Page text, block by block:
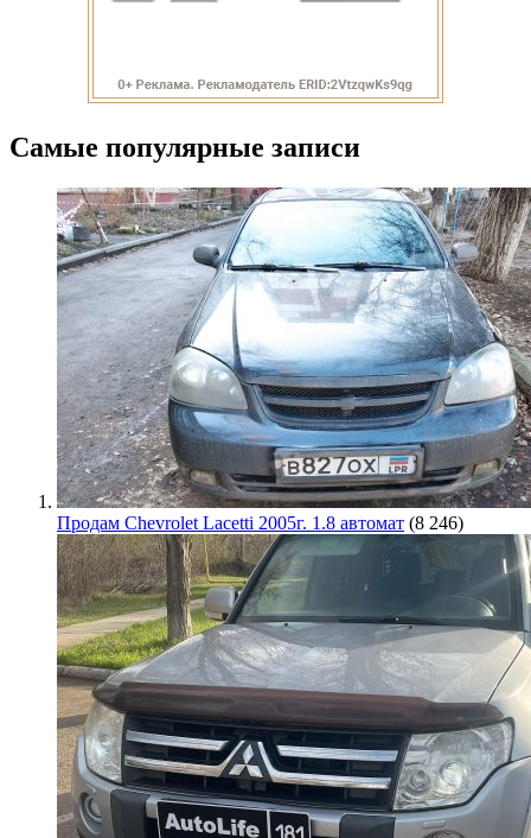
Самые популярные записи
Продам Chevrolet Lacetti 2005г. 1.8 автомат (8 246)